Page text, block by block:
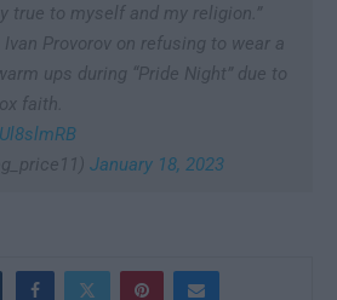
true to myself and my religion.”
Provorov on refusing to wear a
ups during “Pride Night” due to
faith.
January 18, 2023